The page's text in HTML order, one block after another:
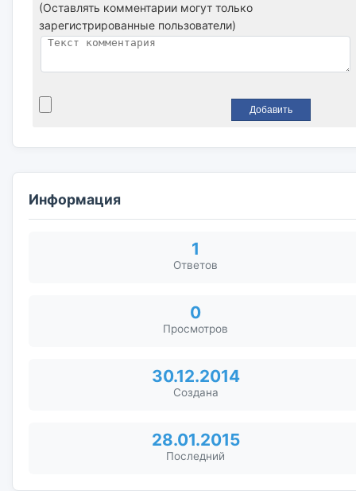
(Оставлять комментарии могут только
зарегистрированные пользователи)
Информация
1
Ответов
0
Просмотров
30.12.2014
Создана
28.01.2015
Последний